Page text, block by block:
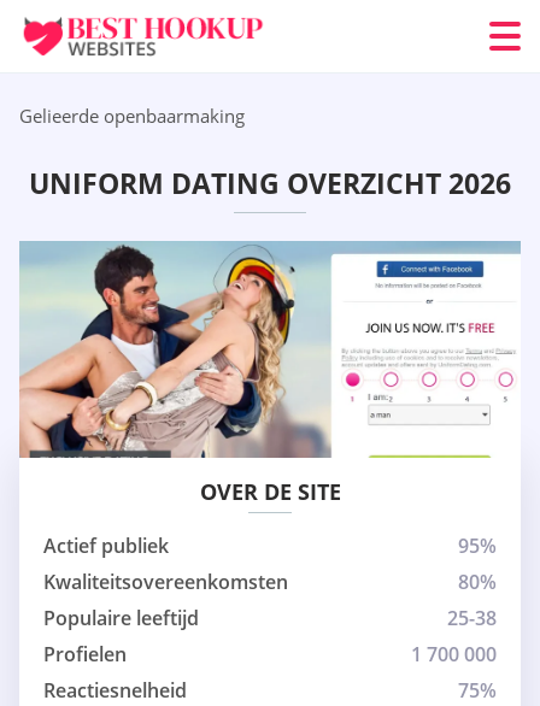
Gelieerde openbaarmaking
UNIFORM DATING OVERZICHT 2026
OVER DE SITE
Actief publiek
95%
Kwaliteitsovereenkomsten
80%
Populaire leeftijd
25-38
Profielen
1 700 000
Reactiesnelheid
75%